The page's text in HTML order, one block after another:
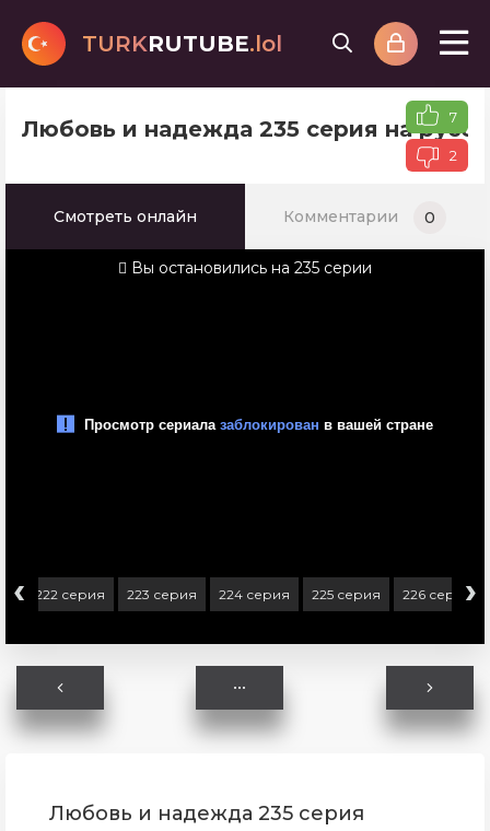
TURKRUTUBE.lol
Любовь и надежда 235 серия на 7
2
Смотреть онлайн Комментарии 0
Вы остановились на 235 серии
‹ 222 серия 223 серия 224 серия 225 серия 226 серия›
Любовь и надежда 235 серия